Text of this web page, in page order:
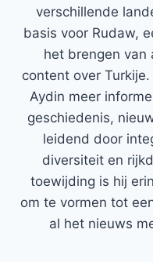
verschillende
basis voor Rudaw,
het brengen van
content over
Aydin meer
geschiedenis,
leidend door
diversiteit en
toewijding is hij
om te vormen tot
al het nieuws